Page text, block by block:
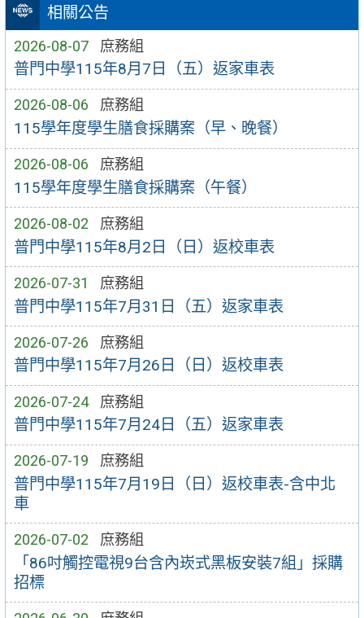
相關公告
2026-08-07 庶務組
普門中學115年8月7日（五）返家車表
2026-08-06 庶務組
115學年度學生膳食採購案（早、晚餐）
2026-08-06 庶務組
115學年度學生膳食採購案（午餐）
2026-08-02 庶務組
普門中學115年8月2日（日）返校車表
2026-07-31 庶務組
普門中學115年7月31日（五）返家車表
2026-07-26 庶務組
普門中學115年7月26日（日）返校車表
2026-07-24 庶務組
普門中學115年7月24日（五）返家車表
2026-07-19 庶務組
普門中學115年7月19日（日）返校車表-含中北
車
2026-07-02 庶務組
「86吋觸控電視9台含內崁式黑板安裝7組」採購
招標